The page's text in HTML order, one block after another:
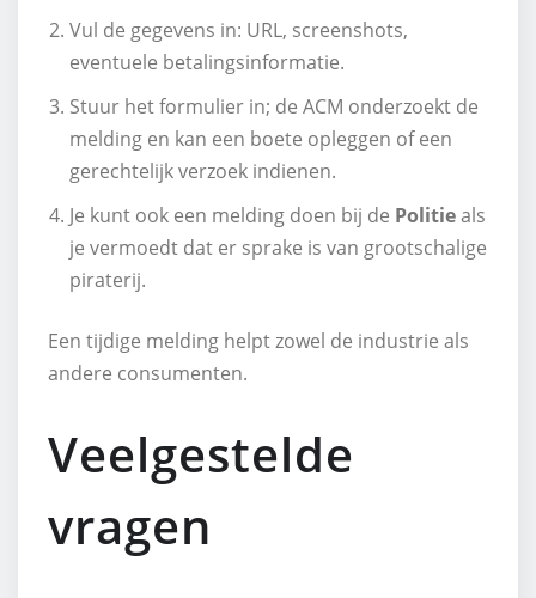
Vul de gegevens in: URL, screenshots,
eventuele betalingsinformatie.
Stuur het formulier in; de ACM onderzoekt de
melding en kan een boete opleggen of een
gerechtelijk verzoek indienen.
Je kunt ook een melding doen bij de Politieals
je vermoedt dat er sprake is van grootschalige
piraterij.
Een tijdige melding helpt zowel de industrie als
andere consumenten.
Veelgestelde
vragen